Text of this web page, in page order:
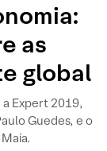
as
global
Expert 2019,
Guedes, e o